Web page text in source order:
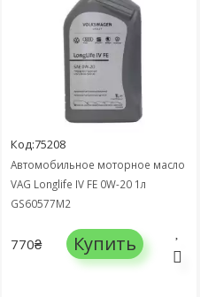
Код:75208
Автомобильное моторное масло
VAG Longlife IV FE 0W-20 1л
GS60577M2
770₴ Купить